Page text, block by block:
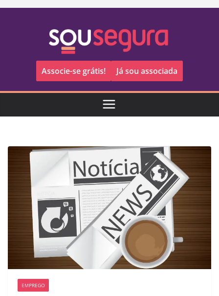
Pular
Associe-se grátis! Já sou associada
EMPREGO